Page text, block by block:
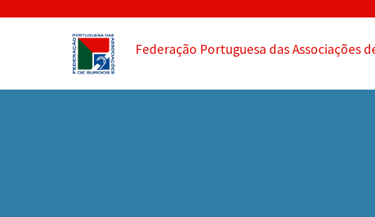
Federação Portuguesa das Associações